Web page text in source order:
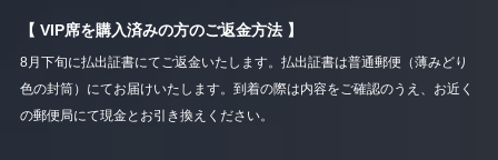
【 VIP席を購入済みの方のご返金方法 】
8月下旬に払出証書にてご返金いたします。払出証書は普通郵便（薄みどり
色の封筒）にてお届けいたします。到着の際は内容をご確認のうえ、お近く
の郵便局にて現金とお引き換えください。